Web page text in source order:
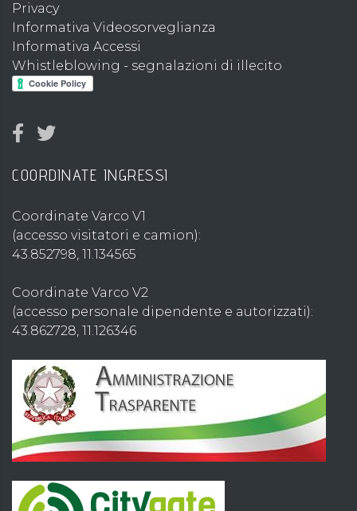
Privacy
Informativa Videosorveglianza
Informativa Accessi
Whistleblowing - segnalazioni di illecito
COORDINATE INGRESSI
Coordinate Varco V1
(accesso visitatori e camion):
43.852798, 11.134565
Coordinate Varco V2
(accesso personale dipendente e autorizzati):
43.862728, 11.126346